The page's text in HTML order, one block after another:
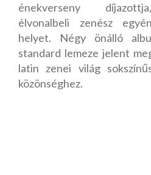
énekverseny
élvonalbeli zenész
helyet. Négy önálló
standard lemeze jelent
latin zenei világ
közönséghez.